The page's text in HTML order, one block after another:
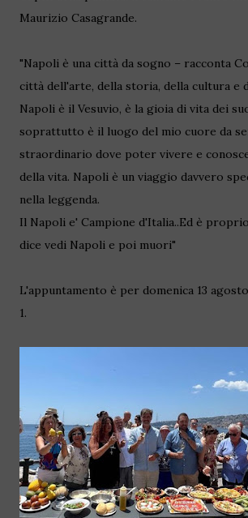
Maurizio Casagrande.
"Napoli è una città da sogno – racconta
città dell'arte, della storia, della cultura e
Napoli è il Vesuvio, è la gioia di vita dei
soprattutto è il luogo del mio cuore da
straordinario dove poter vivere e
della vita. Napoli è un viaggio davvero
nella leggenda.
Il Napoli e' Campione d'Italia..Ed è
dice vedi Napoli e poi muori"
L'appuntamento è per domenica 13
1.